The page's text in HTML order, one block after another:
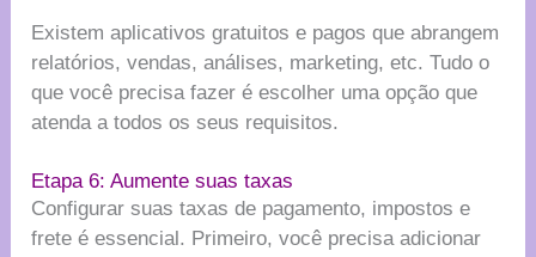
Existem aplicativos gratuitos e pagos que abrangem
relatórios, vendas, análises, marketing, etc. Tudo o
que você precisa fazer é escolher uma opção que
atenda a todos os seus requisitos.
Etapa 6: Aumente suas taxas
Configurar suas taxas de pagamento, impostos e
frete é essencial. Primeiro, você precisa adicionar